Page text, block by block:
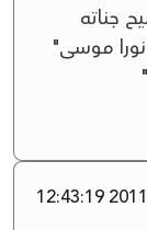
جناته
موسى"
2011-